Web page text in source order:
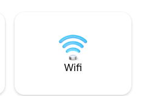
mais un
la
a été
fascinantes sur la
sûrement
Wifi